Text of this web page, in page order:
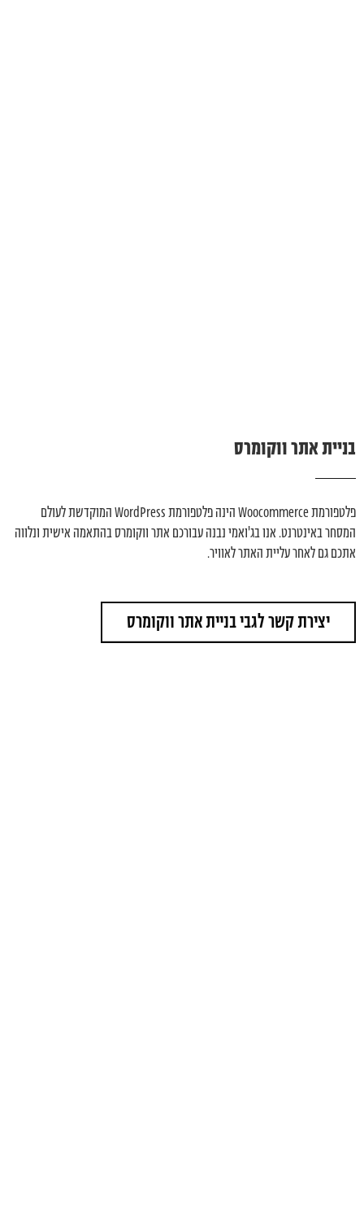
בנייתאתרווקומרס
פלטפורמת Woocommerce הינה פלטפורמת WordPress המוקדשת לעולם
המסחר באינטרנט. אנו בג'ואמי נבנה עבורכם אתר ווקומרס בהתאמה אישית ונלווה
אתכם גם לאחר עליית האתר לאוויר.
יצירת קשר לגבי בניית אתר ווקומרס